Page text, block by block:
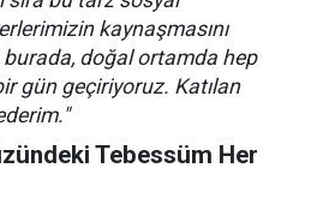
kaynaşmasını
burada, doğal ortamda hep
gün geçiriyoruz. Katılan
Tebessüm Her